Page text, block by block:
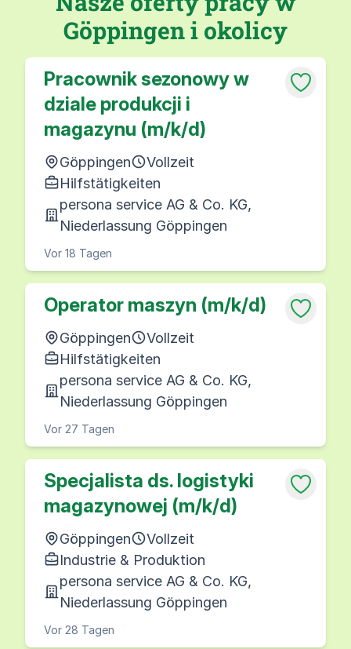
Göppingen i okolicy
Pracownik sezonowy w
dziale produkcji i
magazynu (m/k/d)
Göppingen
Vollzeit
Hilfstätigkeiten
persona service AG & Co. KG,
Niederlassung Göppingen
Vor 18 Tagen
Operator maszyn (m/k/d)
Göppingen
Vollzeit
Hilfstätigkeiten
persona service AG & Co. KG,
Niederlassung Göppingen
Vor 27 Tagen
Specjalista ds. logistyki
magazynowej (m/k/d)
Göppingen
Vollzeit
Industrie & Produktion
persona service AG & Co. KG,
Niederlassung Göppingen
Vor 28 Tagen